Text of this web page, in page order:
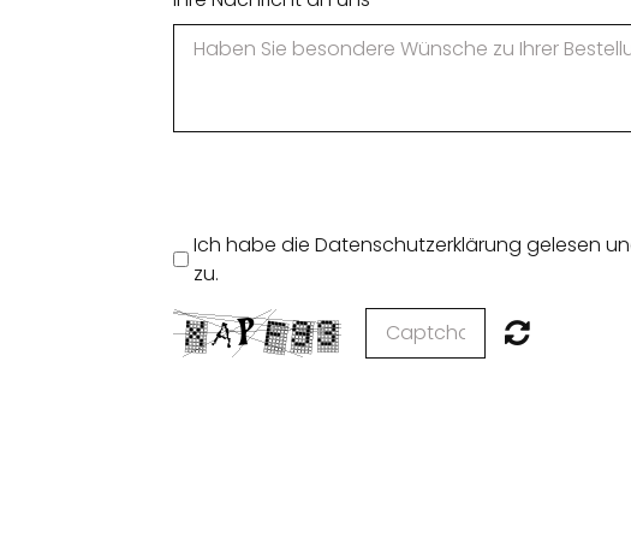
Ich habe die Datenschutzerklärung gelesen
zu.